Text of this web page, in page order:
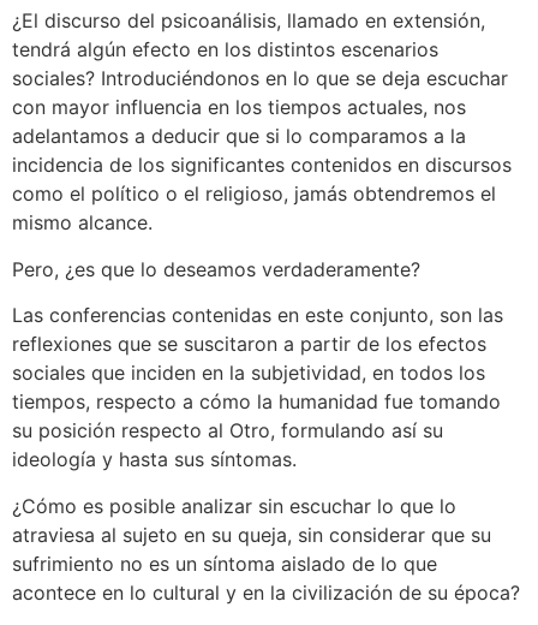
¿El discurso del psicoanálisis, llamado en extensión,
tendrá algún efecto en los distintos escenarios
sociales? Introduciéndonos en lo que se deja escuchar
con mayor influencia en los tiempos actuales, nos
adelantamos a deducir que si lo comparamos a la
incidencia de los significantes contenidos en discursos
como el político o el religioso, jamás obtendremos el
mismo alcance.
Pero, ¿es que lo deseamos verdaderamente?
Las conferencias contenidas en este conjunto, son las
reflexiones que se suscitaron a partir de los efectos
sociales que inciden en la subjetividad, en todos los
tiempos, respecto a cómo la humanidad fue tomando
su posición respecto al Otro, formulando así su
ideología y hasta sus síntomas.
¿Cómo es posible analizar sin escuchar lo que lo
atraviesa al sujeto en su queja, sin considerar que su
sufrimiento no es un síntoma aislado de lo que
acontece en lo cultural y en la civilización de su época?